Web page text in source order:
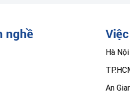
nghề
Hà Nội
An